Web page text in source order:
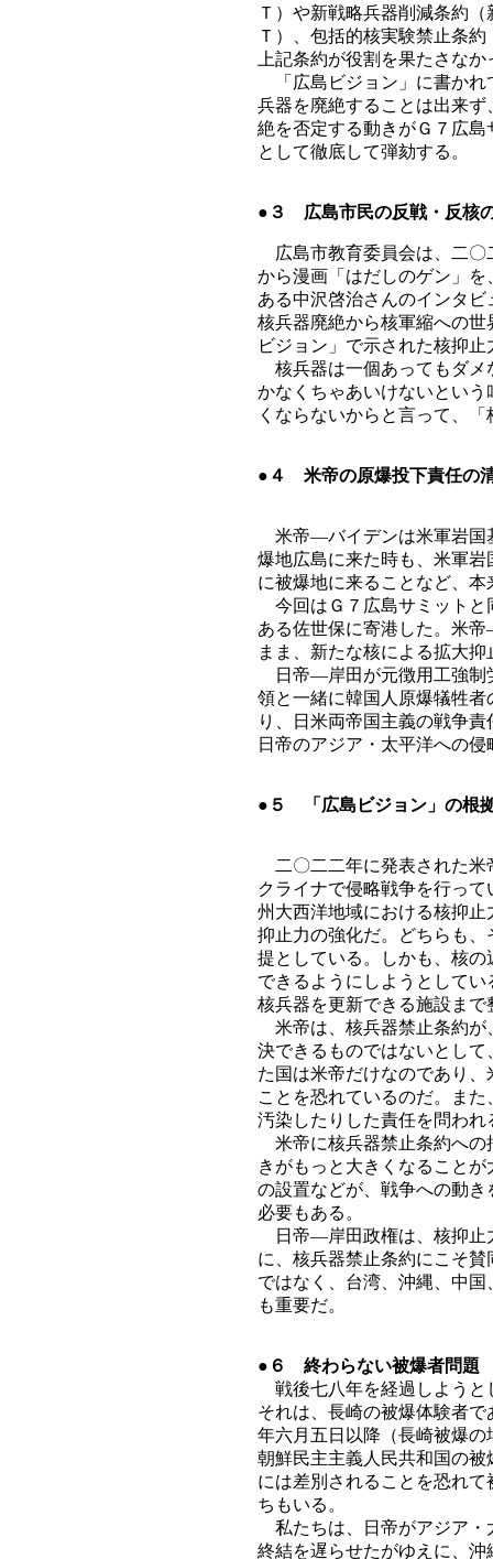
Ｔ）や新戦略兵器削減条約
Ｔ）、包括的核実験禁止条
上記条約が役割を果たさな
「広島ビジョン」に書かれ
兵器を廃絶することは出来
絶を否定する動きがＧ７広
として徹底して弾劾する。
●３ 広島市民の反戦・反核
広島市教育委員会は、二〇
から漫画「はだしのゲン」
ある中沢啓治さんのインタ
核兵器廃絶から核軍縮への
ビジョン」で示された核抑
核兵器は一個あってもダメ
かなくちゃあいけないとい
くならないからと言って、
●４ 米帝の原爆投下責任の
米帝―バイデンは米軍岩国
爆地広島に来た時も、米軍
に被爆地に来ることなど、
今回はＧ７広島サミットと
ある佐世保に寄港した。米
まま、新たな核による拡大
日帝―岸田が元徴用工強制
領と一緒に韓国人原爆犠牲
り、日米両帝国主義の戦争
日帝のアジア・太平洋への
●５ 「広島ビジョン」の根
二〇二二年に発表された米
クライナで侵略戦争を行っ
州大西洋地域における核抑
抑止力の強化だ。どちらも
提としている。しかも、核
できるようにしようとして
核兵器を更新できる施設ま
米帝は、核兵器禁止条約が
決できるものではないとし
た国は米帝だけなのであり
ことを恐れているのだ。ま
汚染したりした責任を問われ
米帝に核兵器禁止条約への
きがもっと大きくなること
の設置などが、戦争への動
必要もある。
日帝―岸田政権は、核抑止
に、核兵器禁止条約にこそ
ではなく、台湾、沖縄、中
も重要だ。
●６ 終わらない被爆者問題
戦後七八年を経過しようと
それは、長崎の被爆体験者
年六月五日以降（長崎被爆
朝鮮民主主義人民共和国の
には差別されることを恐れ
ちもいる。
私たちは、日帝がアジア・
終結を遅らせたがゆえに、